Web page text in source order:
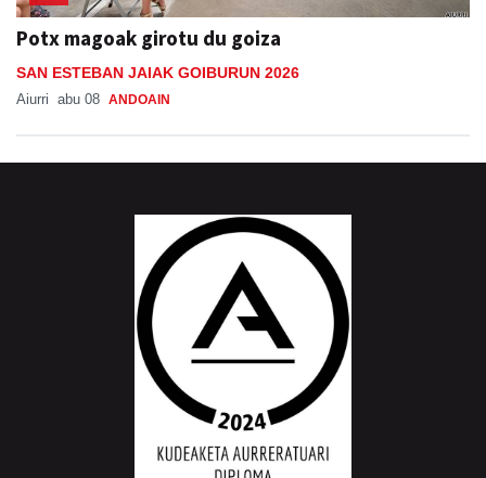
Potx magoak girotu du goiza
SAN ESTEBAN JAIAK GOIBURUN 2026
Aiurri abu 08 ANDOAIN